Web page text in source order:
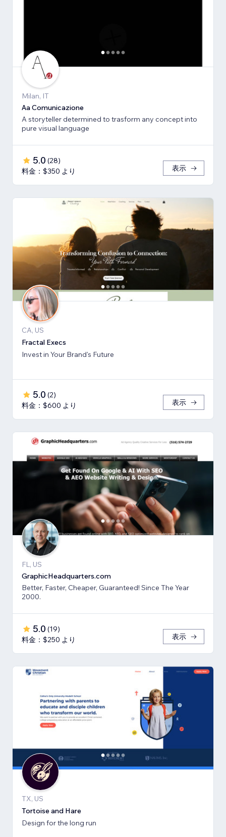
Milan, IT
Aa Comunicazione
A storyteller determined to trasform any concept into
pure visual language
5.0 (28)
料金：$350 より
表示
CA, US
Fractal Execs
Invest in Your Brand's Future
5.0 (2)
料金：$600 より
表示
FL, US
GraphicHeadquarters.com
Better, Faster, Cheaper, Guaranteed! Since The Year
2000.
5.0 (19)
料金：$250 より
表示
TX, US
Tortoise and Hare
Design for the long run